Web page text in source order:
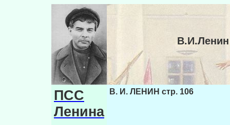
ПСС
Ленина
В. И. ЛЕНИН стр. 106